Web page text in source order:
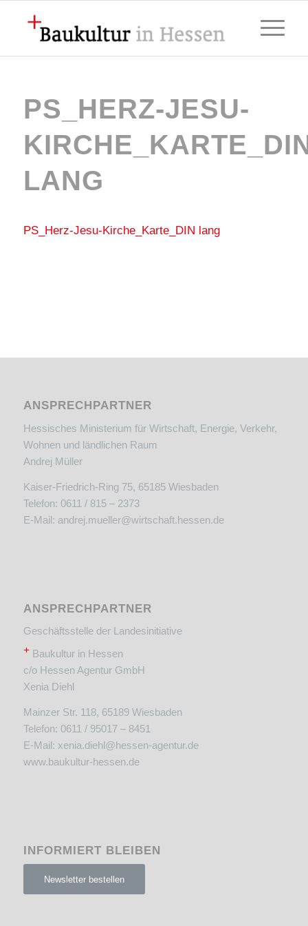
PS_HERZ-JESU-
LANG
PS_Herz-Jesu-Kirche_Karte_DIN lang
ANSPRECHPARTNER
Hessisches Ministerium für Wirtschaft, Energie, Verkehr,
Wohnen und ländlichen Raum
Andrej Müller
Kaiser-Friedrich-Ring 75, 65185 Wiesbaden
Telefon: 0611 / 815 – 2373
E-Mail: andrej.mueller@wirtschaft.hessen.de
ANSPRECHPARTNER
Geschäftsstelle der Landesinitiative
+Baukultur in Hessen
c/o Hessen Agentur GmbH
Xenia Diehl
Mainzer Str. 118, 65189 Wiesbaden
Telefon: 0611 / 95017 – 8451
E-Mail: xenia.diehl@hessen-agentur.de
www.baukultur-hessen.de
INFORMIERT BLEIBEN
Newsletter bestellen